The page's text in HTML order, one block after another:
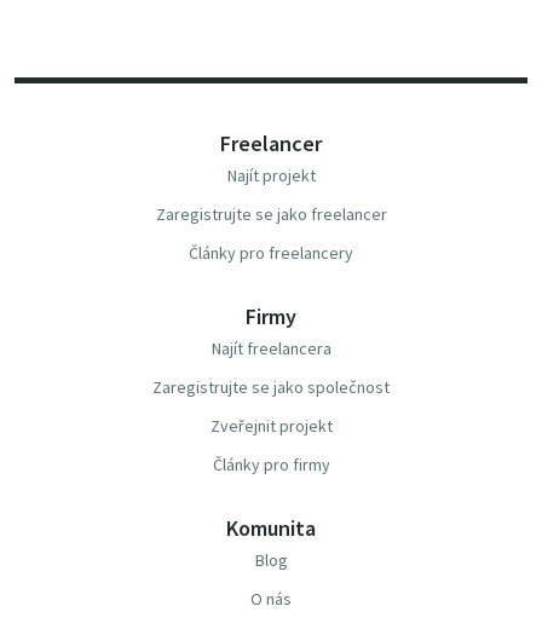
Freelancer
Najít projekt
Zaregistrujte se jako freelancer
Články pro freelancery
Firmy
Najít freelancera
Zaregistrujte se jako společnost
Zveřejnit projekt
Články pro firmy
Komunita
Blog
O nás